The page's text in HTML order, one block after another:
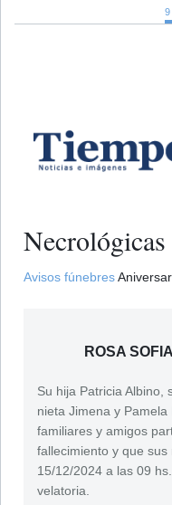
Necrológicas
Avisos fúnebres
ROSA
Su hija Patricia Albino,
nieta Jimena y
familiares y amigos
fallecimiento y que
15/12/2024 a las 09
velatoria.